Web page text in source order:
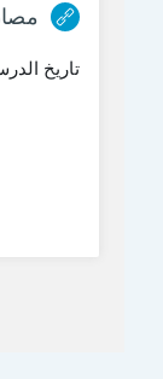
تاريخ الدرس 19-1-